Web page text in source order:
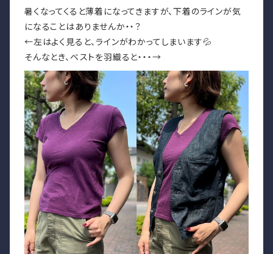
暑くなってくると薄着になってきますが、下着のラインが気
になることはありませんか・・？
←左はよく見ると、ラインがわかってしまいます💦
そんなとき、ベストを羽織ると・・・→